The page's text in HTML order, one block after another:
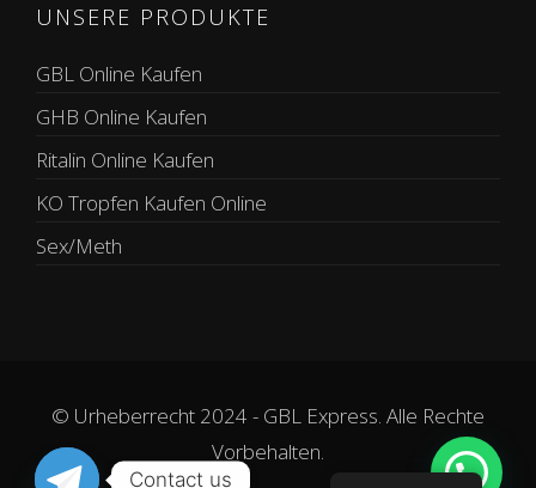
UNSERE PRODUKTE
GBL Online Kaufen
GHB Online Kaufen
Ritalin Online Kaufen
KO Tropfen Kaufen Online
Sex/Meth
© Urheberrecht 2024 - GBL Express. Alle Rechte
Vorbehalten.
Contact us